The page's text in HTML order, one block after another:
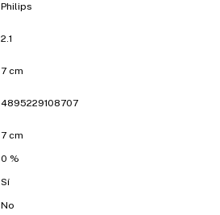
Philips
2.1
7 cm
4895229108707
7 cm
0 %
Sí
No